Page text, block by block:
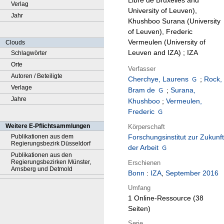
Verlag
Jahr
Clouds
Schlagwörter
Orte
Autoren / Beteiligte
Verlage
Jahre
Weitere E-Pflichtsammlungen
Publikationen aus dem
Regierungsbezirk Düsseldorf
Publikationen aus den
Regierungsbezirken Münster,
Arnsberg und Detmold
University of Leuven),
Khushboo Surana (University
of Leuven), Frederic
Vermeulen (University of
Leuven and IZA) ; IZA
Verfasser
Cherchye, Laurens ; Rock,
Bram de
; Surana,
Khushboo ; Vermeulen,
Frederic
Körperschaft
Forschungsinstitut zur Zukunft
der Arbeit
Erschienen
Bonn : IZA, September 2016
Umfang
1 Online-Ressource (38
Seiten)